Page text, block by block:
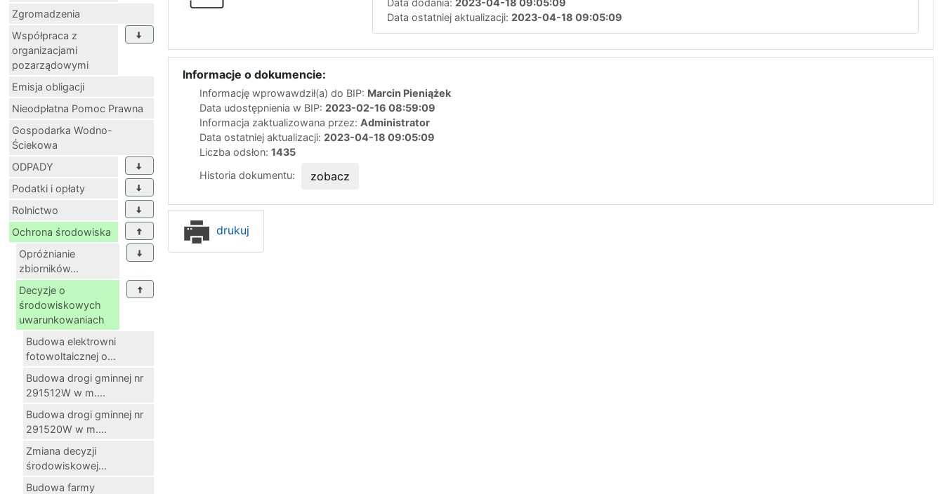
Zgromadzenia
Współpraca z
organizacjami
pozarządowymi
Emisja obligacji
Nieodpłatna Pomoc Prawna
Gospodarka Wodno-
Ściekowa
ODPADY
Podatki i opłaty
Rolnictwo
Ochrona środowiska
Opróżnianie
zbiorników...
Decyzje o
środowiskowych
uwarunkowaniach
Budowa elektrowni
fotowoltaicznej o...
Budowa drogi gminnej nr
291512W w m....
Budowa drogi gminnej nr
291520W w m....
Zmiana decyzji
środowiskowej...
Budowa farmy
Data ostatniej aktualizacji: 2023-04-18 09:05:09
Informacje o dokumencie:
Informację wprowawdził(a) do BIP: Marcin Pieniążek
Data udostępnienia w BIP: 2023-02-16 08:59:09
Informacja zaktualizowana przez: Administrator
Data ostatniej aktualizacji: 2023-04-18 09:05:09
Liczba odsłon: 1435
Historia dokumentu:
zobacz
drukuj